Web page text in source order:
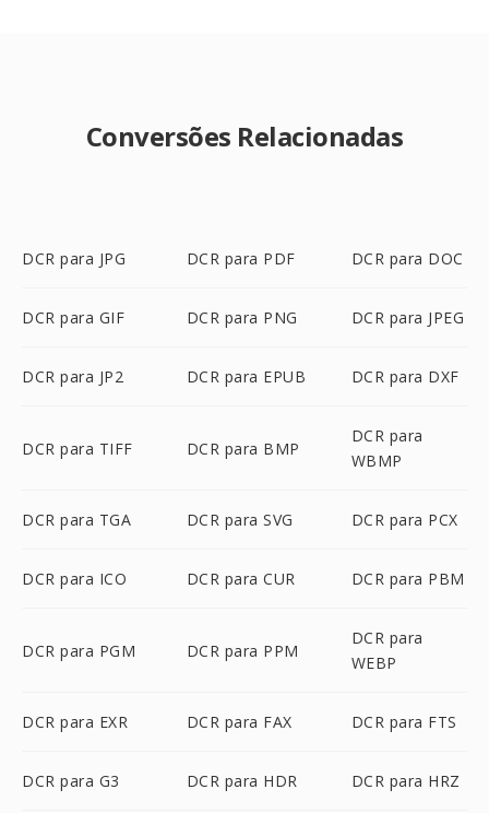
Conversões Relacionadas
DCR para JPG DCR para PDF DCR para DOC
DCR para GIF DCR para PNG DCR para JPEG
DCR para JP2 DCR para EPUB DCR para DXF
DCR para TIFF DCR para BMP
DCR para
WBMP
DCR para TGA DCR para SVG DCR para PCX
DCR para ICO DCR para CUR DCR para PBM
DCR para PGM DCR para PPM
DCR para
WEBP
DCR para EXR DCR para FAX DCR para FTS
DCR para G3 DCR para HDR DCR para HRZ